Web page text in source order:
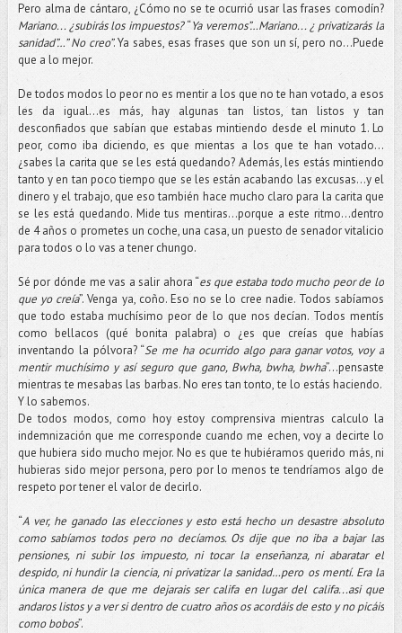
Pero alma de cántaro, ¿Cómo no se te ocurrió usar las frases comodín?
Mariano... ¿subirás los impuestos?“Ya veremos”…Mariano... ¿ privatizarás la
sanidad”…” No creo”. Ya sabes, esas frases que son un sí, pero no...Puede
que a lo mejor.
De todos modos lo peor no es mentir a los que no te han votado, a esos
les da igual...es más, hay algunas tan listos, tan listos y tan
desconfiados que sabían que estabas mintiendo desde el minuto 1. Lo
peor, como iba diciendo, es que mientas a los que te han votado...
¿sabes la carita que se les está quedando? Además, les estás mintiendo
tanto y en tan poco tiempo que se les están acabando las excusas…y el
dinero y el trabajo, que eso también hace mucho claro para la carita que
se les está quedando. Mide tus mentiras...porque a este ritmo...dentro
de 4 años o prometes un coche, una casa, un puesto de senador vitalicio
para todos o lo vas a tener chungo.
Sé por dónde me vas a salir ahora “es que estaba todo mucho peor de lo
que yo creía”. Venga ya, coño. Eso no se lo cree nadie. Todos sabíamos
que todo estaba muchísimo peor de lo que nos decían. Todos mentís
como bellacos (qué bonita palabra) o ¿es que creías que habías
inventando la pólvora? “Se me ha ocurrido algo para ganar votos, voy a
mentir muchísimo y así seguro que gano, Bwha, bwha, bwha”...pensaste
mientras te mesabas las barbas. No eres tan tonto, te lo estás haciendo.
Y lo sabemos.
De todos modos, como hoy estoy comprensiva mientras calculo la
indemnización que me corresponde cuando me echen, voy a decirte lo
que hubiera sido mucho mejor. No es que te hubiéramos querido más, ni
hubieras sido mejor persona, pero por lo menos te tendríamos algo de
respeto por tener el valor de decirlo.
“A ver, he ganado las elecciones y esto está hecho un desastre absoluto
como sabíamos todos pero no decíamos. Os dije que no iba a bajar las
pensiones, ni subir los impuesto, ni tocar la enseñanza, ni abaratar el
despido, ni hundir la ciencia, ni privatizar la sanidad…pero os mentí. Era la
única manera de que me dejarais ser califa en lugar del califa...asi que
andaros listos y a ver si dentro de cuatro años os acordáis de esto y no picáis
como bobos”.